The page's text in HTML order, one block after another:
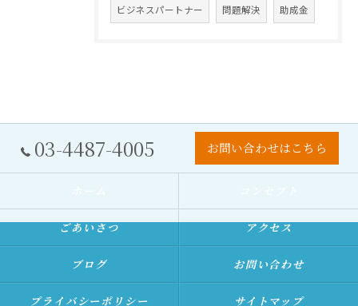
ビジネスパートナー 問題解決 助成金
03-4487-4005 お問い合わせはこちら
ごあいさつ アクセス
ブログ お問い合わせ
プライバシーポリシー サイトマップ